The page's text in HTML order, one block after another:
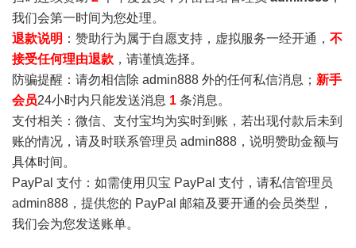
我们会第一时间为您处理。
退款说明 ：赞助行为属于自愿支持，虚拟服务一经开通， 不
接受任何理由退款 ，请谨慎选择。
防骗提醒：请勿相信除 admin888 外的任何私信消息； 新手
会员24小时内只能发送消息 1 条消息。
支付相关：微信、支付宝均为实时到账，若出现付款后未到
账的情况，请及时联系管理员 admin888，说明赞助金额与
具体时间。
PayPal 支付：如需使用贝宝 PayPal 支付，请私信管理员
admin888，提供您的 PayPal 邮箱及要开通的会员类型，
我们会为您发送账单。